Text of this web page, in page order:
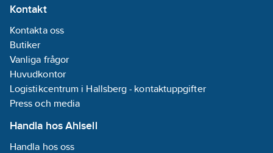
Kontakt
Kontakta oss
Butiker
Vanliga frågor
Huvudkontor
Logistikcentrum i Hallsberg - kontaktuppgifter
Press och media
Handla hos Ahlsell
Handla hos oss